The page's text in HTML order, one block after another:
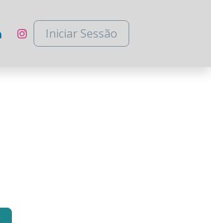
Iniciar Sessão